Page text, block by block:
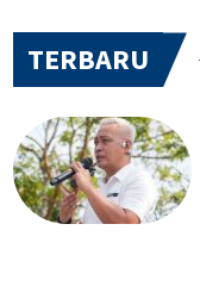
TERBARU